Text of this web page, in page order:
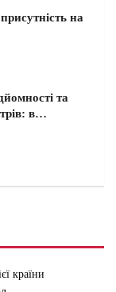
на
та
в…
країни